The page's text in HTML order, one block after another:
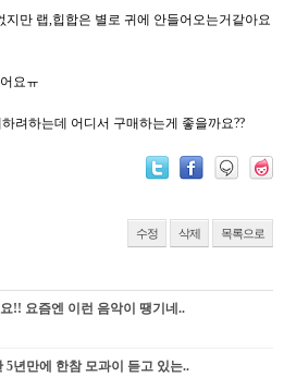
만 랩,힙합은 별로 귀에 안들어오는거같아요
요ㅠ
려하는데 어디서 구매하는게 좋을까요??
수정 삭제 목록으로